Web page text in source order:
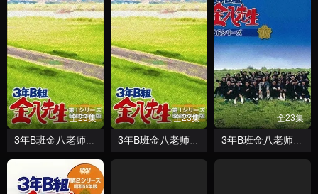
全23集 全23集 全23集